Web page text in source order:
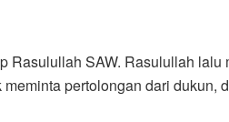
SAW. Rasulullah
pertolongan dari dukun,